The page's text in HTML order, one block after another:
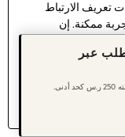
تعريف الارتباط
ممكنة. إن
لملفات تعريف
إدارة إعدادات ملفات
طلب عبر
يُطبق العرض تلقائيًا في صفحة السداد على كل طلب تبلغ قيمته 250 ر.س كحد أدنى.